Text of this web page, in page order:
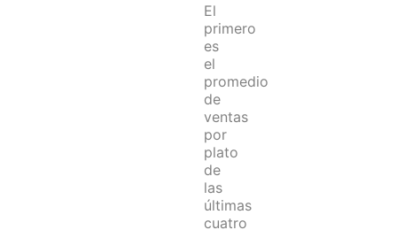
El
primero
es
el
promedio
de
ventas
por
plato
de
las
últimas
cuatro